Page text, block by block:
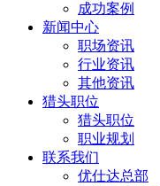
成功案例
新闻中心
职场资讯
行业资讯
其他资讯
猎头职位
猎头职位
职业规划
联系我们
优仕达总部